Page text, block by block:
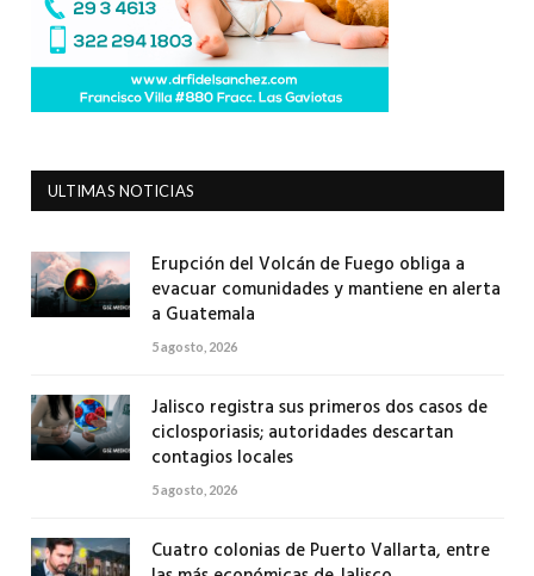
ULTIMAS NOTICIAS
Erupción del Volcán de Fuego obliga a
evacuar comunidades y mantiene en alerta
a Guatemala
5 agosto, 2026
Jalisco registra sus primeros dos casos de
ciclosporiasis; autoridades descartan
contagios locales
5 agosto, 2026
Cuatro colonias de Puerto Vallarta, entre